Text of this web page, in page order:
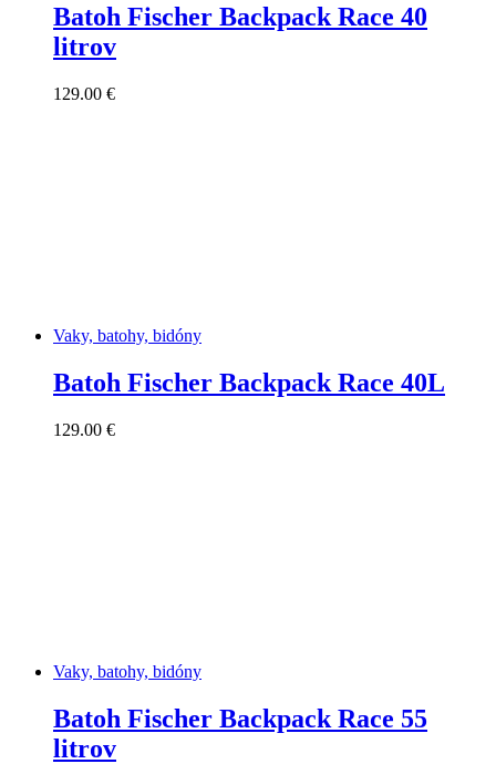
Batoh Fischer Backpack Race 40
litrov
129.00 €
Vaky, batohy, bidóny
Batoh Fischer Backpack Race 40L
129.00 €
Vaky, batohy, bidóny
Batoh Fischer Backpack Race 55
litrov